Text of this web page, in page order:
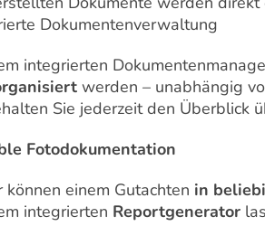
Dokumentenverwaltung
integrierten
werden – unabhängig
Sie jederzeit den Überblick
Fotodokumentation
können einem Gutachten in
integrierten Reportgenerator